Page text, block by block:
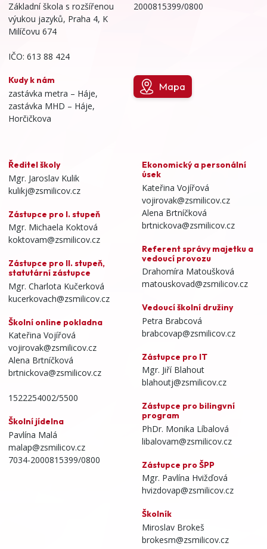
Základní škola s rozšířenou
výukou jazyků, Praha 4, K
Milíčovu 674
IČO: 613 88 424
2000815399/0800
Kudy k nám
zastávka metra – Háje,
zastávka MHD – Háje,
Horčičkova
Mapa
Ředitel školy
Mgr. Jaroslav Kulik
kulikj@zsmilicov.cz
Zástupce pro I. stupeň
Mgr. Michaela Koktová
koktovam@zsmilicov.cz
Zástupce pro II. stupeň,
statutární zástupce
Mgr. Charlota Kučerková
kucerkovach@zsmilicov.cz
Školní online pokladna
Kateřina Vojířová
vojirovak@zsmilicov.cz
Alena Brtníčková
brtnickova@zsmilicov.cz
1522254002/5500
Školní jídelna
Pavlína Malá
malap@zsmilicov.cz
7034-2000815399/0800
Ekonomický a personální
úsek
Kateřina Vojířová
vojirovak@zsmilicov.cz
Alena Brtníčková
brtnickova@zsmilicov.cz
Referent správy majetku a
vedoucí provozu
Drahomíra Matoušková
matouskovad@zsmilicov.cz
Vedoucí školní družiny
Petra Brabcová
brabcovap@zsmilicov.cz
Zástupce pro IT
Mgr. Jiří Blahout
blahoutj@zsmilicov.cz
Zástupce pro bilingvní
program
PhDr. Monika Líbalová
libalovam@zsmilicov.cz
Zástupce pro ŠPP
Mgr. Pavlína Hvižďová
hvizdovap@zsmilicov.cz
Školník
Miroslav Brokeš
brokesm@zsmilicov.cz